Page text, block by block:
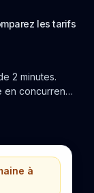
les tarifs
2 minutes.
en concurrence
à